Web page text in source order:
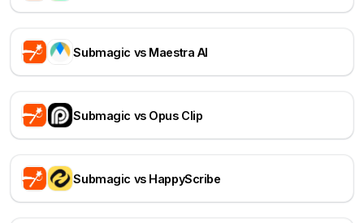
Submagic vs Maestra AI
Submagic vs Opus Clip
Submagic vs HappyScribe